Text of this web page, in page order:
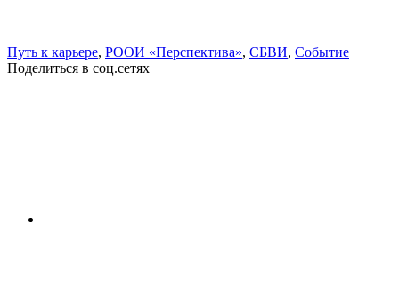
Путь к карьере, РООИ «Перспектива», СБВИ, Событие
Поделиться в соц.сетях